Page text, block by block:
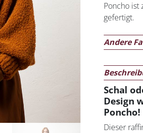
Poncho ist
gefertigt.
Andere
Schal
Design
Dieser